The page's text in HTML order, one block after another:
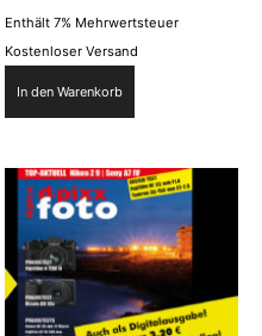
Enthält 7% Mehrwertsteuer
Kostenloser Versand
In den Warenkorb